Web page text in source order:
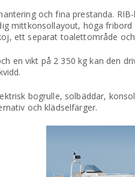
och fina prestanda.
mittkonsollayout, höga
ett separat toalettområde
en vikt på 2 350 kg kan den
bogrulle, solbäddar,
och klädselfärger.